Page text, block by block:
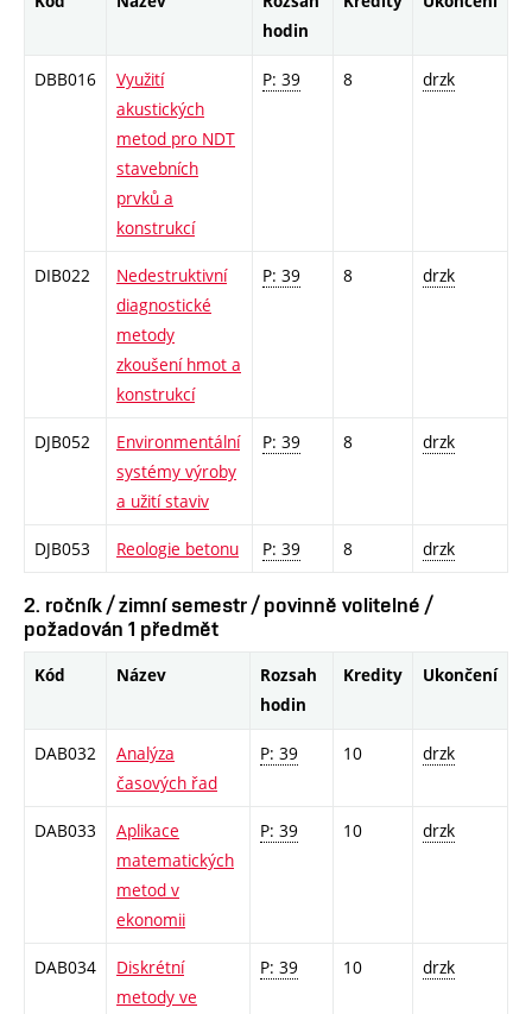
hodin
DBB016
Využití
akustických
metod pro NDT
stavebních
prvků a
konstrukcí
P: 39 8 drzk
DIB022
Nedestruktivní
diagnostické
metody
zkoušení hmot a
konstrukcí
P: 39 8 drzk
DJB052
Environmentální
systémy výroby
a užití staviv
P: 39 8 drzk
DJB053 Reologie betonu P: 39 8 drzk
2. ročník / zimní semestr / povinně volitelné /
požadován 1 předmět
Kód Název
Rozsah
hodin
Kredity Ukončení
DAB032
Analýza
časových řad
P: 39 10 drzk
DAB033
Aplikace
matematických
metod v
ekonomii
P: 39 10 drzk
DAB034
Diskrétní
metody ve
P: 39 10 drzk